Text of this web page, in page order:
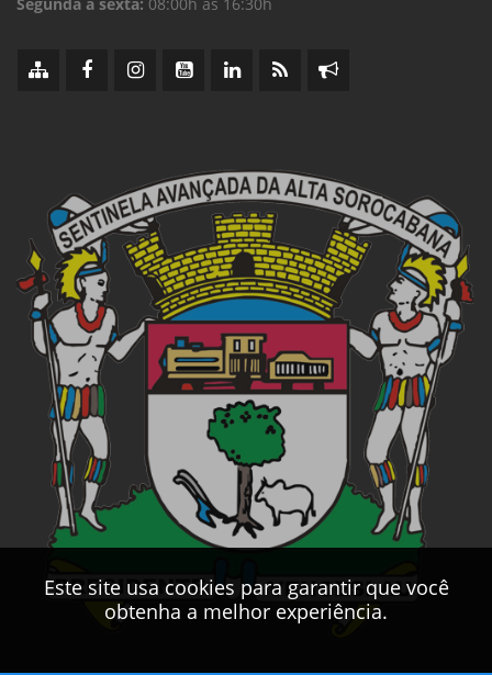
Este site usa cookies para garantir que você
obtenha a melhor experiência.